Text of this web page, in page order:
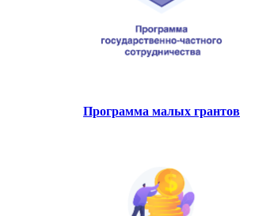
Программа малых грантов